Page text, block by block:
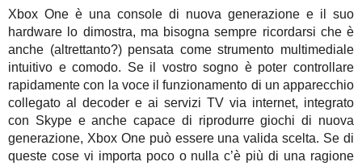
Xbox One è una console di nuova generazione e il suo
hardware lo dimostra, ma bisogna sempre ricordarsi che è
anche (altrettanto?) pensata come strumento multimediale
intuitivo e comodo. Se il vostro sogno è poter controllare
rapidamente con la voce il funzionamento di un apparecchio
collegato al decoder e ai servizi TV via internet, integrato
con Skype e anche capace di riprodurre giochi di nuova
generazione, Xbox One può essere una valida scelta. Se di
queste cose vi importa poco o nulla c’è più di una ragione